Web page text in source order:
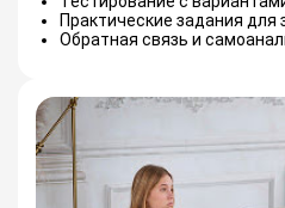
Практические задания для
Обратная связь и